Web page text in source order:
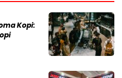
Kopi: